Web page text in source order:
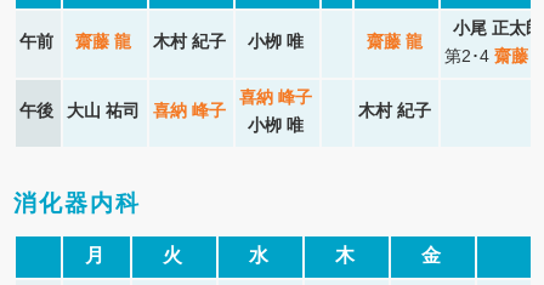
午前 齋藤 龍 木村 紀子 小栁 唯 齋藤 龍
小尾 正太郎
第2･4齋藤
午後 大山 祐司 喜納 峰子
喜納 峰子
小栁 唯
木村 紀子
消化器内科
月 火 水 木 金